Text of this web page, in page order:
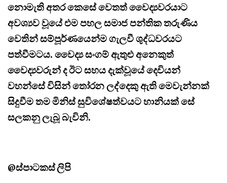
නොමැති අතර කෙසේ වෙතත් වෛද්‍යවරයාට
අවශ්‍යව වූයේ එම පහල සමාජ පන්තික තරුණිය
වෙතින් සම්පූර්ණයෙන්ම ගැලවී ශුද්ධවරයට
පත්වීමටය. වෛද්‍ය සංගම් ඇතුළු අනෙකුත්
වෛද්‍යවරුන් ද ඊට සහය දැක්වූයේ දෙවියන්
වහන්සේ විසින් තෝරන ලද්දෙකු ඇති මෙවැන්නක්
සිදුවීම තම මිනිස් සුවිශේෂත්වයට හානියක් සේ
සලකනු ලැබූ බැවිනි.
@ස්පාටකස් ලිපි